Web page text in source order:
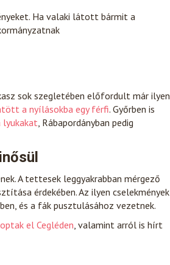
Ha valaki látott bármit a
sok szegletében előfordult már ilyen
a nyílásokba egy férfi. Győrben is
lyukakat, Rábapordányban pedig
A tettesek leggyakrabban mérgező
érdekében. Az ilyen cselekmények
és a fák pusztulásához vezetnek.
el Cegléden, valamint arról is hírt